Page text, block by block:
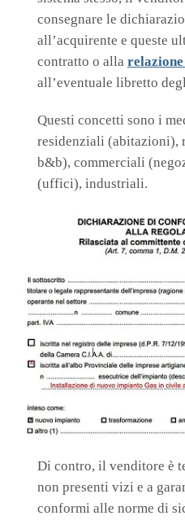
consegnare le
all’acquirente e queste
contratto o alla
all’eventuale libretto
Questi concetti sono i
residenziali (abitazioni),
b&b), commerciali
(uffici), industriali.
Di contro, il venditore è
non presenti vizi e a
conformi alle norme di